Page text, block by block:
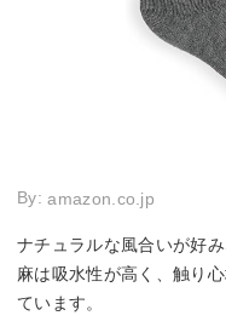
By:amazon.co.jp
ナチュラルな風合いが好
麻は吸水性が高く、触り
ています。